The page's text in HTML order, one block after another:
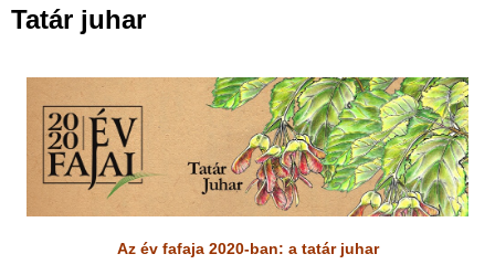
l
e
Tatár juhar
Az év fafaja 2020-ban: a tatár juhar